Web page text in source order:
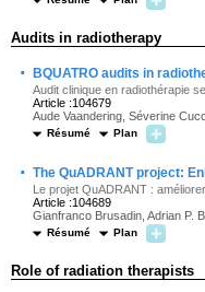
Audits in radiotherapy
· BQUATRO audits in
Audit clinique en radiothérapie
Article :104679
Aude Vaandering, Séverine
Résumé Plan
· The QuADRANT project:
Le projet QuADRANT :
Article :104689
Gianfranco Brusadin, Adrian P.
Résumé Plan
Role of radiation therapists